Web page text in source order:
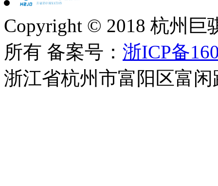
Copyright © 2018 杭州
所有 备案号： 浙ICP备
浙江省杭州市富阳区富